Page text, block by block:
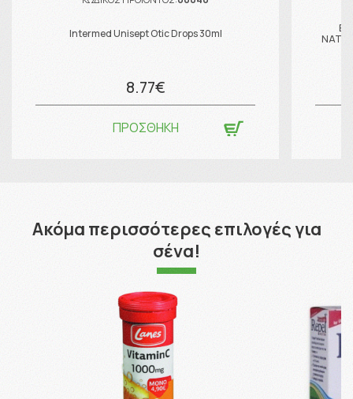
Intermed Unisept Otic Drops 30ml
8.77€
ΠΡΟΣΘΗΚΗ
Ακόμα περισσότερες επιλογές για
σένα!